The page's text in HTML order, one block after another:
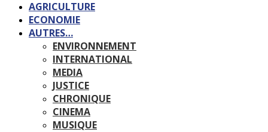
AGRICULTURE
ECONOMIE
AUTRES…
ENVIRONNEMENT
INTERNATIONAL
MEDIA
JUSTICE
CHRONIQUE
CINEMA
MUSIQUE